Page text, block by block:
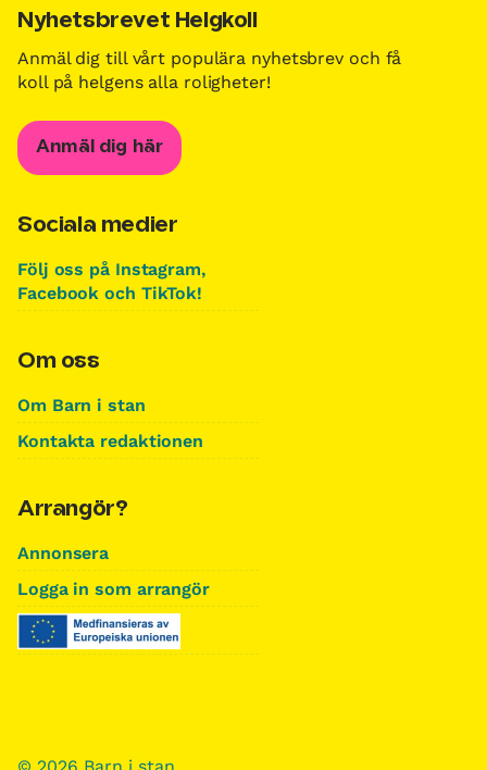
Nyhetsbrevet Helgkoll
Anmäl dig till vårt populära nyhetsbrev och få
koll på helgens alla roligheter!
Anmäl dig här
Sociala medier
Följ oss på Instagram,
Facebook och TikTok!
Om oss
Om Barn i stan
Kontakta redaktionen
Arrangör?
Annonsera
Logga in som arrangör